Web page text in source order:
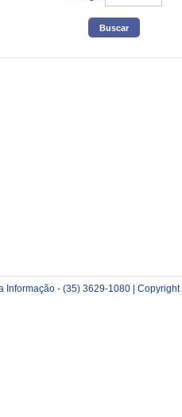
Informação - (35) 3629-1080 |